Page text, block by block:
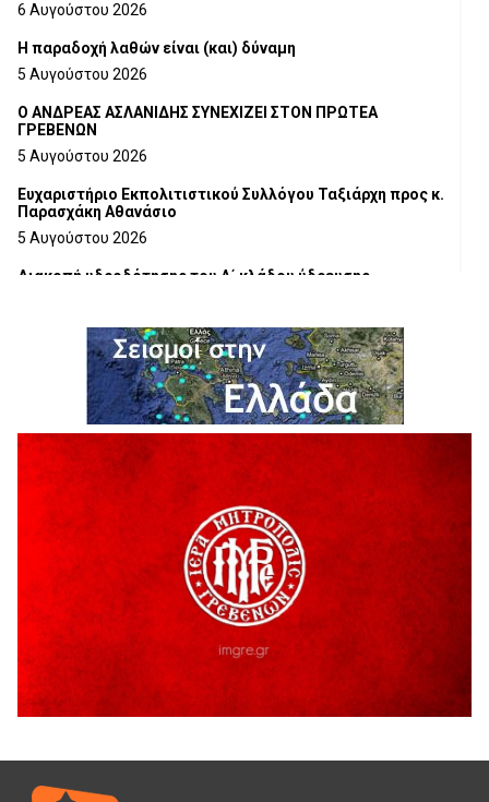
6 Αυγούστου 2026
H παραδοχή λαθών είναι (και) δύναμη
5 Αυγούστου 2026
Ο ΑΝΔΡΕΑΣ ΑΣΛΑΝΙΔΗΣ ΣΥΝΕΧΙΖΕΙ ΣΤΟΝ ΠΡΩΤΕΑ
ΓΡΕΒΕΝΩΝ
5 Αυγούστου 2026
Ευχαριστήριο Εκπολιτιστικού Συλλόγου Ταξιάρχη προς κ.
Παρασχάκη Αθανάσιο
5 Αυγούστου 2026
Διακοπή υδροδότησης του Α΄ κλάδου ύδρευσης
Η Marseaux στα Γρεβενά για μια μοναδική συναυλία
5 Αυγούστου 2026
Θερινό Σινεμά στο πλαίσιο του «Πολιτιστικού
Καλοκαιριού 2026» με την βραβευμένη ταινία «Μικρές
Ανάσες».
5 Αυγούστου 2026
Γρεβενά: Συνελήφθη 18χρονος αλλοδαπός, για κλοπή
εξοπλισμού γυμναστηρίου
ΑΗ ΛΑΟΣ | 5 Αυγούστου | Υπαίθριο Θέατρο “Καστράκι”,
5 Αυγούστου 2026
41η Γιορτή Κρασιού στο Τρίκωμο – «Γιορτή Παράδοσης»
5 Αυγούστου 2026